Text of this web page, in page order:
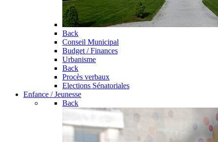
Back
Conseil Municipal
Budget / Finances
Urbanisme
Back
Procès verbaux
Elections Sénatoriales
Enfance / Jeunesse
Back